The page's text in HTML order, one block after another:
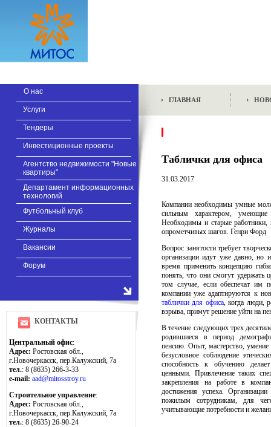
О нас
Услуги
Тендеры
Инвестиционные проекты
Агентство недвижимости "Новые
квартиры"
Департамент информационных
технологий
Футбольный клуб
Журналы
Вакансии
Форум
КОНТАКТЫ
Центральный офис:
Адрес: Ростовская обл.,
г.Новочеркасск, пер.Калужский, 7а
тел.: 8 (8635) 266-3-33
e-mail: aad@mitosstroy.ru
Строительное управление:
Адрес: Ростовская обл.,
г.Новочеркасск, пер.Калужский, 7а
тел.: 8 (8635) 26-90-24
ГЛАВНАЯ
Таблички для офиса
31.03.2017
Компании необходимы умные
сильным характером, умеющие
Необходимы и старые работники,
опрометчивых шагов. Генри Форд
Вопрос занятости требует
организации идут уже давно, но
время применить концепцию
понять, что они смогут удержать
том случае, если обеспечат им
компании уже адаптируются к
таблички для офиса, когда люди,
взрыва, примут решение уйти на
В течение следующих трех
родившиеся в период
пенсию. Опыт, мастерство, умение
безусловное соблюдение
способность к обучению
ценными. Привлечение таких
закрепления на работе в
достижения успеха.
пожилым сотрудникам, для
учитывающие потребности и